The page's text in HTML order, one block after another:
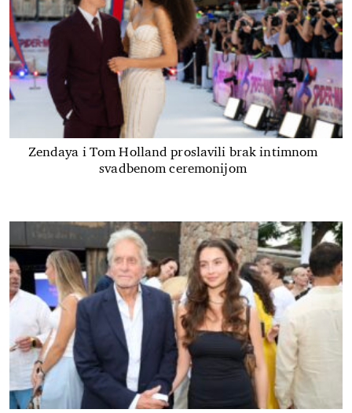
Zendaya i Tom Holland proslavili brak intimnom
svadbenom ceremonijom